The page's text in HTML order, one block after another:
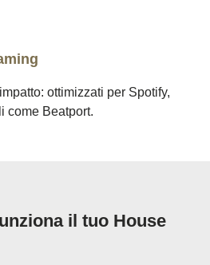
ottimizzati per Spotify,
come Beatport.
il tuo House